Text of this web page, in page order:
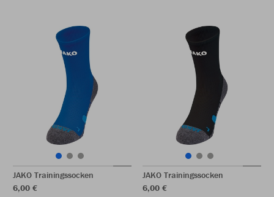
JAKO Trainingssocken
6,00 €
JAKO Trainingssocken
6,00 €